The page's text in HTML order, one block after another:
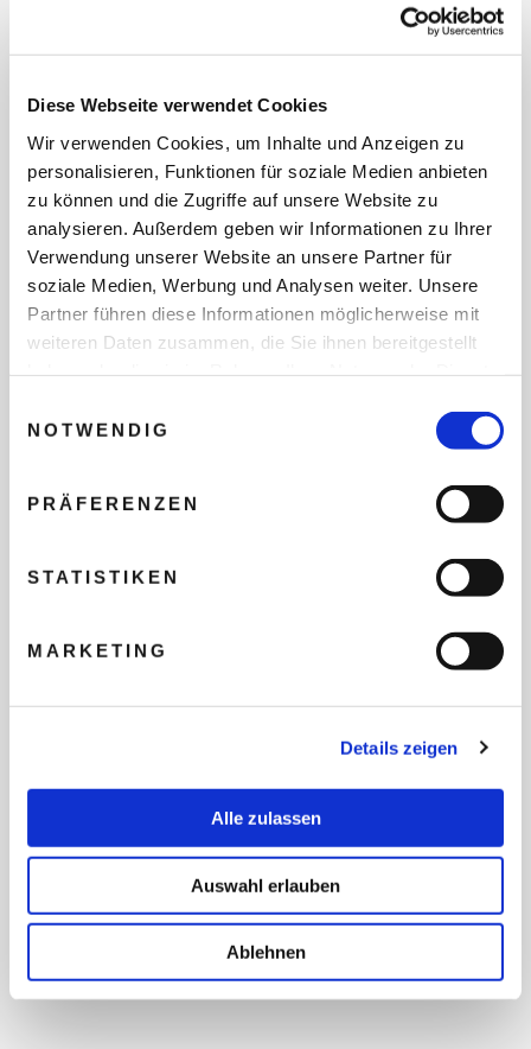
Diese Webseite verwendet Cookies
Wir verwenden Cookies, um Inhalte und Anzeigen zu
personalisieren, Funktionen für soziale Medien anbieten
zu können und die Zugriffe auf unsere Website zu
analysieren. Außerdem geben wir Informationen zu Ihrer
Verwendung unserer Website an unsere Partner für
soziale Medien, Werbung und Analysen weiter. Unsere
Partner führen diese Informationen möglicherweise mit
weiteren Daten zusammen, die Sie ihnen bereitgestellt
NOTWENDIG
PRÄFERENZEN
STATISTIKEN
MARKETING
Details zeigen
Alle zulassen
Auswahl erlauben
Ablehnen
REISEZEITRAUM
ANZAHL ERWACHSENE
TEILNEHMER
FLUG GEWÜNSCHT
PRÄFERIERTER ABFLUGHAFEN
FRAGEN UND WÜNSCHE